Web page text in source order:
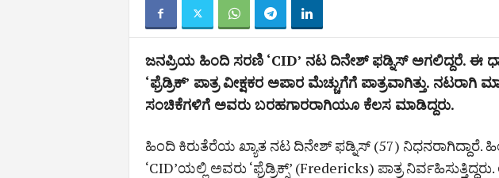
ಜನಪ್ರಿಯ ಹಿಂದಿ ಸರಣಿ ‘CID’ ನಟ ದಿನೇಶ್‌ ಫಡ್ನಿಸ್‌ ಅಗಲಿದ್ದರೆ. ಈ
‘ಫ್ರೆಡ್ರಿಕ್‌’ ಪಾತ್ರ ವೀಕ್ಷಕರ ಅಪಾರ ಮೆಚ್ಚುಗೆಗೆ ಪಾತ್ರವಾಗಿತ್ತು.
ಸಂಚಿಕೆಗಳಿಗೆ ಅವರು ಬರಹಗಾರರಾಗಿಯೂ ಕೆಲಸ ಮಾಡಿದ್ದರು.
ಹಿಂದಿ ಕಿರುತೆರೆಯ ಖ್ಯಾತ ನಟ ದಿನೇಶ್ ಫಡ್ನಿಸ್ (57)
‘CID’ಯಲ್ಲಿ ಅವರು ‘ಫ್ರೆಡ್ರಿಕ್ಸ್’ (Fredericks) ಪಾತ್ರ